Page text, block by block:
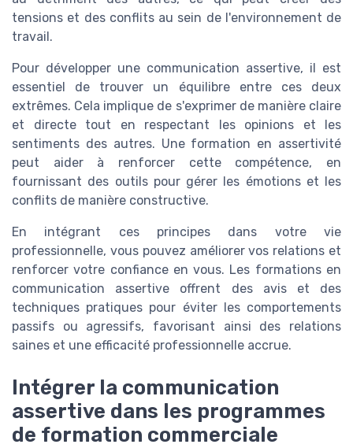
tensions et des conflits au sein de l'environnement de
travail.
Pour développer une communication assertive, il est
essentiel de trouver un équilibre entre ces deux
extrêmes. Cela implique de s'exprimer de manière claire
et directe tout en respectant les opinions et les
sentiments des autres. Une formation en assertivité
peut aider à renforcer cette compétence, en
fournissant des outils pour gérer les émotions et les
conflits de manière constructive.
En intégrant ces principes dans votre vie
professionnelle, vous pouvez améliorer vos relations et
renforcer votre confiance en vous. Les formations en
communication assertive offrent des avis et des
techniques pratiques pour éviter les comportements
passifs ou agressifs, favorisant ainsi des relations
saines et une efficacité professionnelle accrue.
Intégrer la communication
assertive dans les programmes
de formation commerciale